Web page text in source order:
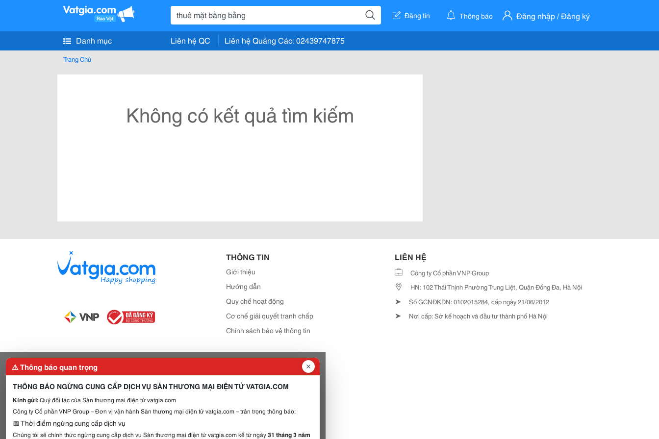
Đăng tin Thông báo Đăng nhập / Đăng ký
Danh mục Liên hệ QC Liên hệ Quảng Cáo: 02439747875
Trang Chủ
Không có kết quả tìm kiếm
THÔNG TIN
Giới thiệu
Hướng dẫn
Quy chế hoạt động
Cơ chế giải quyết tranh chấp
Chính sách bảo vệ thông tin
LIÊN HỆ
Công ty Cổ phần VNP Group
HN: 102 Thái Thịnh Phường Trung Liệt, Quận Đống Đa, Hà Nội
➤ Số GCNĐKDN: 0102015284, cấp ngày 21/06/2012
➤ Nơi cấp: Sở kế hoạch và đầu tư thành phố Hà Nội
⚠️ Thông báo quan trọng
THÔNG BÁO NGỪNG CUNG CẤP DỊCH VỤ SÀN THƯƠNG MẠI ĐIỆN TỬ VATGIA.COM
Kính gửi:Quý đối tác của Sàn thương mại điện tử vatgia.com
Công ty Cổ phần VNP Group – Đơn vị vận hành Sàn thương mại điện tử vatgia.com – trân trọng thông báo:
📅 Thời điểm ngừng cung cấp dịch vụ
Chúng tôi sẽ chính thức ngừng cung cấp dịch vụ Sàn thương mại điện tử vatgia.com kể từ ngày31 tháng 3 năm